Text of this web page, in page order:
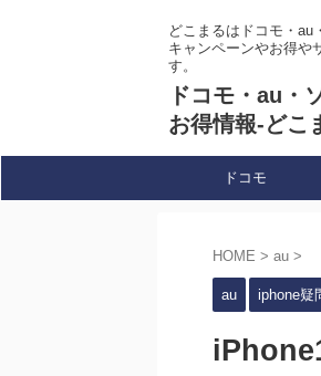
どこまるはドコモ・au
キャンペーンやお得や
す。
ドコモ・au・
お得情報-どこ
ドコモ
HOME > au >
au iphone疑